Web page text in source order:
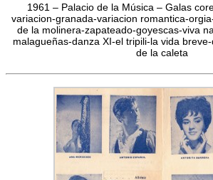
1961 – Palacio de la Música – Galas
variacion-granada-variacion romantica-
de la molinera-zapateado-goyescas-viva
malagueñas-danza XI-el tripili-la vida
de la caleta